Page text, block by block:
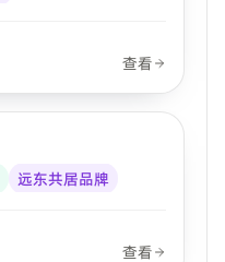
查看
远东共居品牌
查看